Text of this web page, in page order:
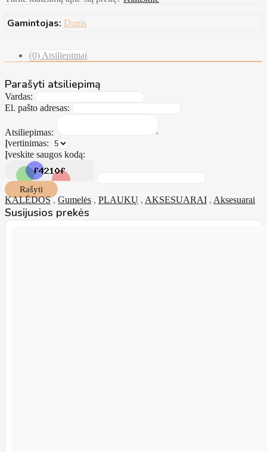
Gamintojas: Dupis
(0) Atsiliepimai
Parašyti atsiliepimą
Vardas:
El. pašto adresas:
Atsiliepimas:
Įvertinimas:
Įveskite saugos kodą:
Rašyti
KALĖDOS, Gumelės , PLAUKŲ , AKSESUARAI , Aksesuarai
Susijusios prekės